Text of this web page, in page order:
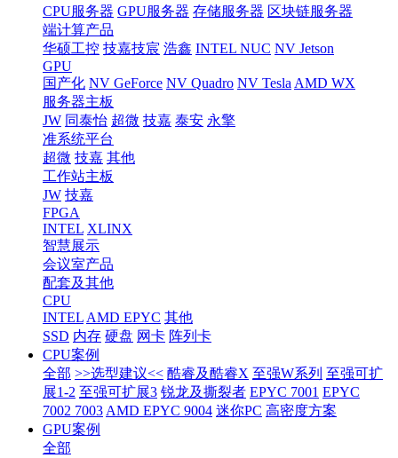
CPU服务器 GPU服务器 存储服务器 区块链服务器
端计算产品
华硕工控 技嘉技宸 浩鑫 INTEL NUC NV Jetson
GPU
国产化 NV GeForce NV Quadro NV Tesla AMD WX
服务器主板
JW 同泰怡 超微 技嘉 泰安 永擎
准系统平台
超微 技嘉 其他
工作站主板
JW 技嘉
FPGA
INTEL XLINX
智慧展示
会议室产品
配套及其他
CPU
INTEL AMD EPYC 其他
SSD 内存 硬盘 网卡 阵列卡
CPU案例
全部 >>选型建议<< 酷睿及酷睿X 至强W系列 至强可扩
展1-2 至强可扩展3 锐龙及撕裂者 EPYC 7001 EPYC
7002 7003 AMD EPYC 9004 迷你PC 高密度方案
GPU案例
全部